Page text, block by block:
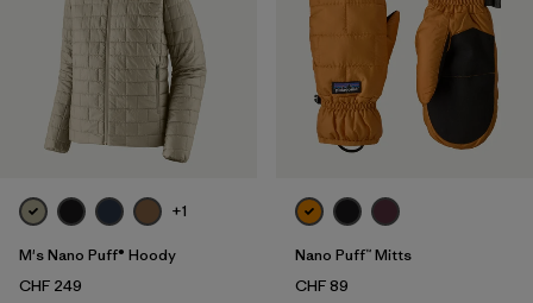
+1
M's Nano Puff® Hoody
CHF 249
Nano Puff™ Mitts
CHF 89